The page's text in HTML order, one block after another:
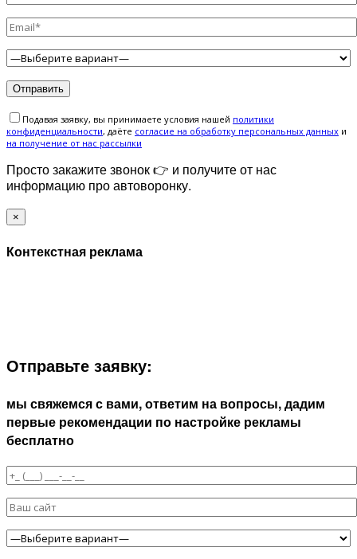
Подавая заявку, вы принимаете условия нашей политики
конфиденциальности, даёте cогласие на обработку персональных данных и
на получение от нас рассылки
Просто закажите звонок 👉 и получите от нас
информацию про автоворонку.
×
Контекстная реклама
Отправьте заявку:
мы свяжемся с вами, ответим на вопросы, дадим
первые рекомендации по настройке рекламы
бесплатно